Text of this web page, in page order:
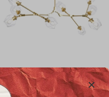
Потолочный дизайнерский
светильник Branching